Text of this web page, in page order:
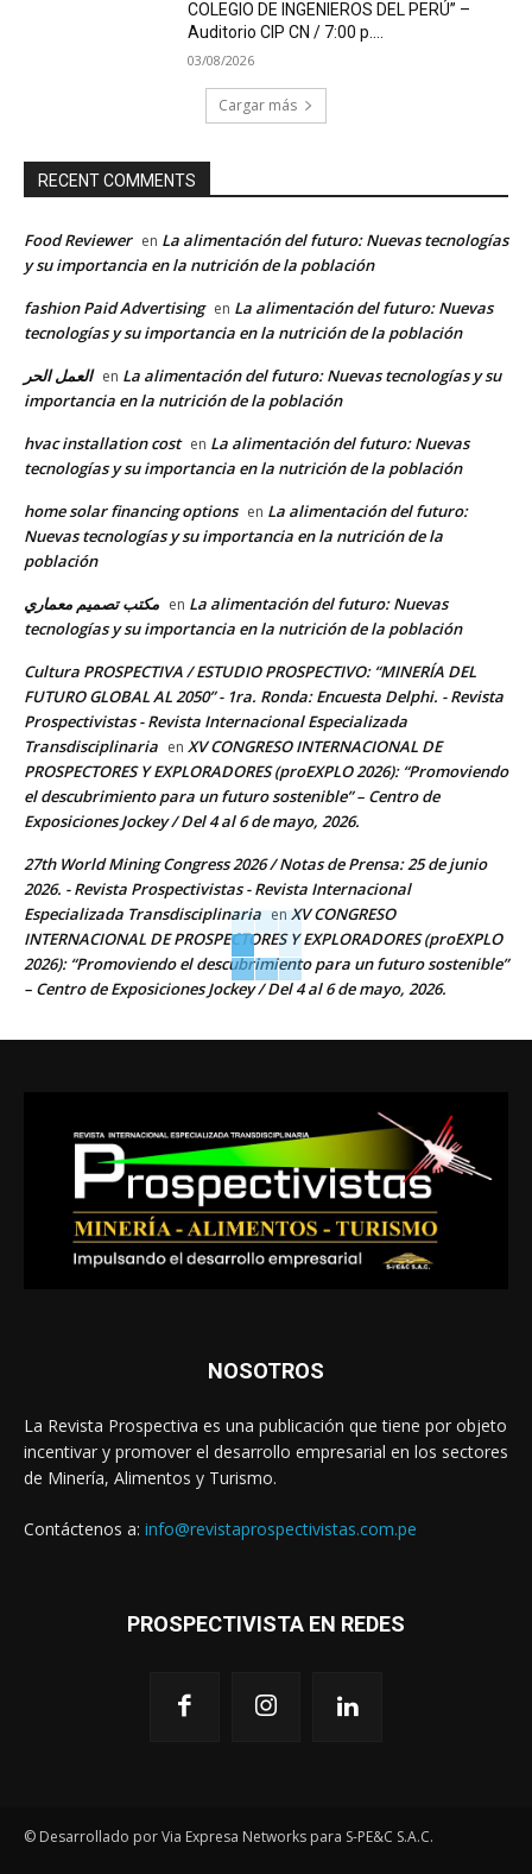
COLEGIO DE INGENIEROS DEL PERÚ” –
Auditorio CIP CN / 7:00 p....
03/08/2026
Cargar más
RECENT COMMENTS
Food Reviewer en La alimentación del futuro: Nuevas tecnologías
y su importancia en la nutrición de la población
fashion Paid Advertising en La alimentación del futuro: Nuevas
tecnologías y su importancia en la nutrición de la población
العمل الحر en La alimentación del futuro: Nuevas tecnologías y su
importancia en la nutrición de la población
hvac installation cost en La alimentación del futuro: Nuevas
tecnologías y su importancia en la nutrición de la población
home solar financing options en La alimentación del futuro:
Nuevas tecnologías y su importancia en la nutrición de la
población
مكتب تصميم معماري en La alimentación del futuro: Nuevas
tecnologías y su importancia en la nutrición de la población
Cultura PROSPECTIVA / ESTUDIO PROSPECTIVO: “MINERÍA DEL
FUTURO GLOBAL AL 2050” - 1ra. Ronda: Encuesta Delphi. - Revista
Prospectivistas - Revista Internacional Especializada
Transdisciplinaria en XV CONGRESO INTERNACIONAL DE
PROSPECTORES Y EXPLORADORES (proEXPLO 2026): “Promoviendo
el descubrimiento para un futuro sostenible” – Centro de
Exposiciones Jockey / Del 4 al 6 de mayo, 2026.
27th World Mining Congress 2026 / Notas de Prensa: 25 de junio
2026. - Revista Prospectivistas - Revista Internacional
Especializada Transdisciplinaria enXV CONGRESO
INTERNACIONAL DE PROSPECTORES Y EXPLORADORES (proEXPLO
2026): “Promoviendo el descubrimiento para un futuro sostenible”
– Centro de Exposiciones Jockey / Del 4 al 6 de mayo, 2026.
NOSOTROS
La Revista Prospectiva es una publicación que tiene por objeto
incentivar y promover el desarrollo empresarial en los sectores
de Minería, Alimentos y Turismo.
Contáctenos a: info@revistaprospectivistas.com.pe
PROSPECTIVISTA EN REDES
© Desarrollado por Via Expresa Networks para S-PE&C S.A.C.